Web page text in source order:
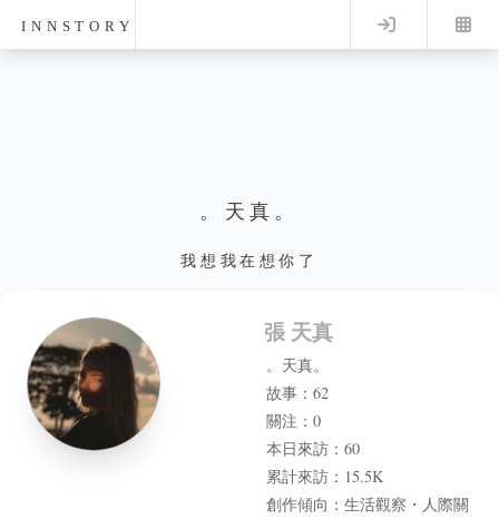
INNSTORY Log in
。天真。
我想我在想你了
張 天真
。天真。
故事：62
關注：0
本日來訪：60
累計來訪：15.5K
創作傾向：生活觀察・人際關